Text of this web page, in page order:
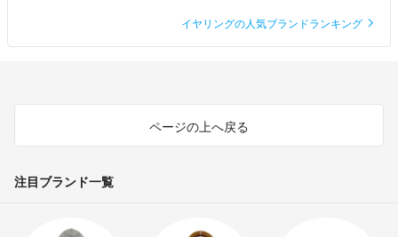
イヤリングの人気ブランドランキング
ページの上へ戻る
注目ブランド一覧